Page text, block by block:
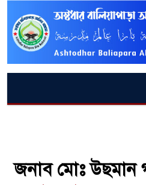
জনাব মোঃ উছমান